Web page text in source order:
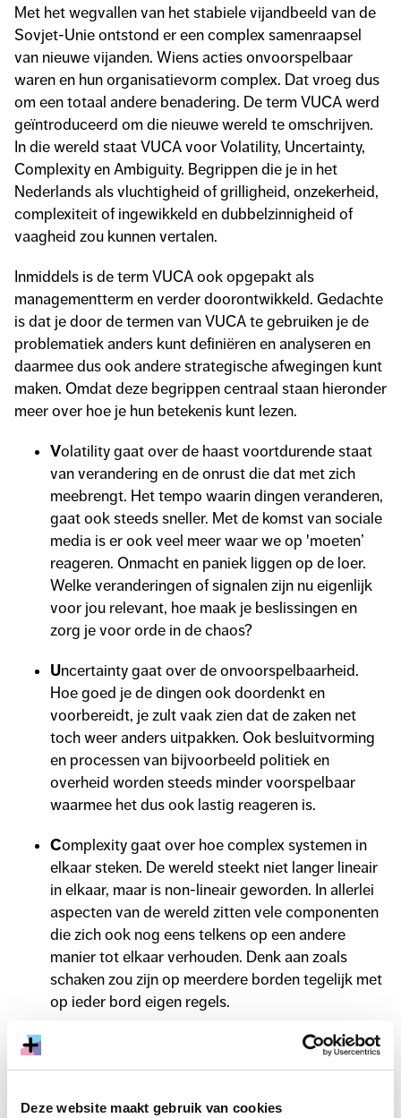
Deze website maakt gebruik van cookies
Met het wegvallen van het stabiele vijandbeeld van de
Sovjet-Unie ontstond er een complex samenraapsel
van nieuwe vijanden. Wiens acties onvoorspelbaar
waren en hun organisatievorm complex. Dat vroeg dus
om een totaal andere benadering. De term VUCA werd
geïntroduceerd om die nieuwe wereld te omschrijven.
In die wereld staat VUCA voor Volatility, Uncertainty,
Complexity en Ambiguity. Begrippen die je in het
Nederlands als vluchtigheid of grilligheid, onzekerheid,
complexiteit of ingewikkeld en dubbelzinnigheid of
vaagheid zou kunnen vertalen.
Inmiddels is de term VUCA ook opgepakt als
managementterm en verder doorontwikkeld. Gedachte
is dat je door de termen van VUCA te gebruiken je de
problematiek anders kunt definiëren en analyseren en
daarmee dus ook andere strategische afwegingen kunt
maken. Omdat deze begrippen centraal staan hieronder
meer over hoe je hun betekenis kunt lezen.
Volatility gaat over de haast voortdurende staat
van verandering en de onrust die dat met zich
meebrengt. Het tempo waarin dingen veranderen,
gaat ook steeds sneller. Met de komst van sociale
media is er ook veel meer waar we op 'moeten’
reageren. Onmacht en paniek liggen op de loer.
Welke veranderingen of signalen zijn nu eigenlijk
voor jou relevant, hoe maak je beslissingen en
zorg je voor orde in de chaos?
Uncertainty gaat over de onvoorspelbaarheid.
Hoe goed je de dingen ook doordenkt en
voorbereidt, je zult vaak zien dat de zaken net
toch weer anders uitpakken. Ook besluitvorming
en processen van bijvoorbeeld politiek en
overheid worden steeds minder voorspelbaar
waarmee het dus ook lastig reageren is.
Complexity gaat over hoe complex systemen in
elkaar steken. De wereld steekt niet langer lineair
in elkaar, maar is non-lineair geworden. In allerlei
aspecten van de wereld zitten vele componenten
die zich ook nog eens telkens op een andere
manier tot elkaar verhouden. Denk aan zoals
schaken zou zijn op meerdere borden tegelijk met
op ieder bord eigen regels.
manieren te definiëren. Waarheid kent meerdere